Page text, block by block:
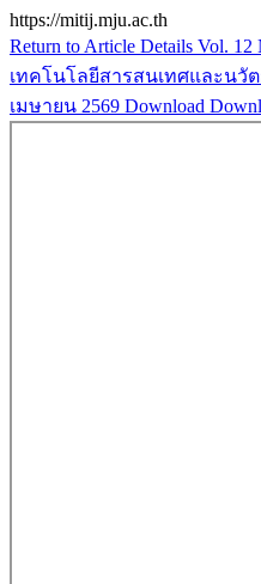
https://mitij.mju.ac.th
Return to Article Details Vol. 12
เทคโนโลยีสารสนเทศและนวั
เมษายน 2569 Download